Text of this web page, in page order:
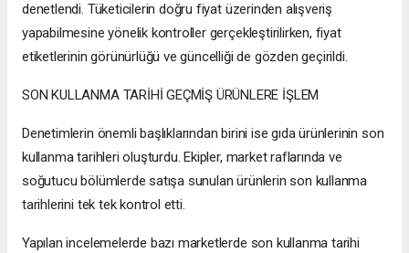
denetlendi. Tüketicilerin doğru fiyat üzerinden alışveriş
yapabilmesine yönelik kontroller gerçekleştirilirken, fiyat
etiketlerinin görünürlüğü ve güncelliği de gözden geçirildi.
SON KULLANMA TARİHİ GEÇMİŞ ÜRÜNLERE İŞLEM
Denetimlerin önemli başlıklarından birini ise gıda ürünlerinin son
kullanma tarihleri oluşturdu. Ekipler, market raflarında ve
soğutucu bölümlerde satışa sunulan ürünlerin son kullanma
tarihlerini tek tek kontrol etti.
Yapılan incelemelerde bazı marketlerde son kullanma tarihi